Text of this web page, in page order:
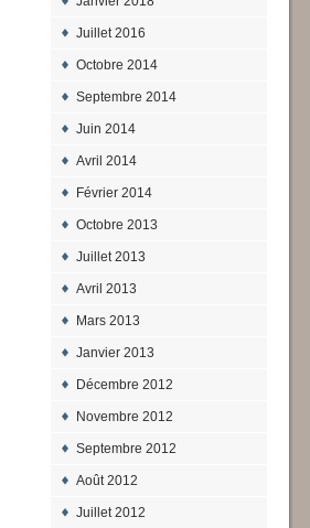
Juillet 2016
Octobre 2014
Septembre 2014
Juin 2014
Avril 2014
Février 2014
Octobre 2013
Juillet 2013
Avril 2013
Mars 2013
Janvier 2013
Décembre 2012
Novembre 2012
Septembre 2012
Août 2012
Juillet 2012